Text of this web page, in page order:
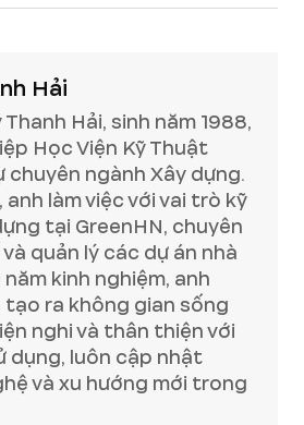
Hải
Thanh Hải, sinh năm 1988,
Học Viện Kỹ Thuật
chuyên ngành Xây dựng.
anh làm việc với vai trò kỹ
tại GreenHN, chuyên
quản lý các dự án nhà
năm kinh nghiệm, anh
tạo ra không gian sống
nghi và thân thiện với
dụng, luôn cập nhật
và xu hướng mới trong